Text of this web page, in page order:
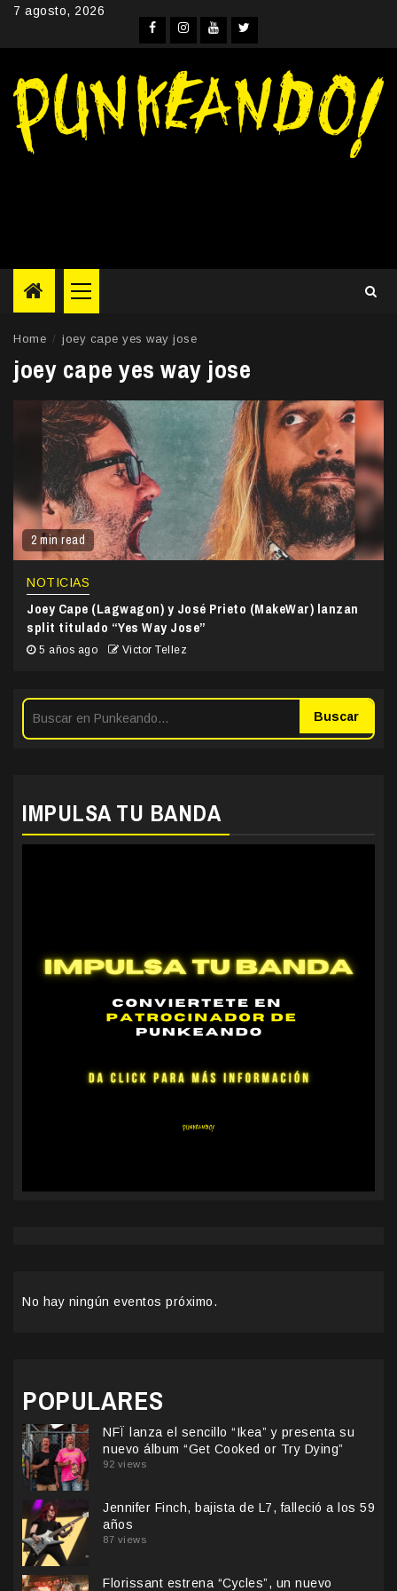
Skip7 agosto, 2026
Facebook
Instagram
YouTube
Twitter
Primary
Menu
Home joey cape yes way jose
joey cape yes way jose
2 min read
NOTICIAS
Joey Cape (Lagwagon) y José Prieto (MakeWar) lanzan
split titulado “Yes Way Jose”
5 años ago Victor Tellez
Buscar
IMPULSA TU BANDA
No hay ningún eventos próximo.
POPULARES
NFÏ lanza el sencillo “Ikea” y presenta su
nuevo álbum “Get Cooked or Try Dying”
92 views
Jennifer Finch, bajista de L7, falleció a los 59
años
87 views
Florissant estrena “Cycles”, un nuevo